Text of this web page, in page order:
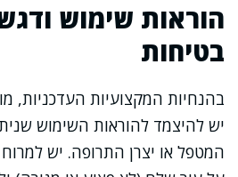
הוראות שימוש
בטיחות
בהנחיות המקצועיות העדכניות,
יש להיצמד להוראות השימוש
המטפל או יצרן התרופה. יש